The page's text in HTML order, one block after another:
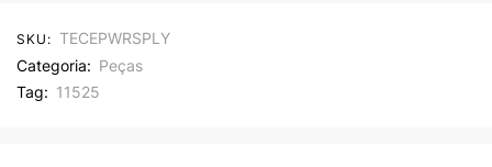
SKU: TECEPWRSPLY
Categoria: Peças
Tag: 11525